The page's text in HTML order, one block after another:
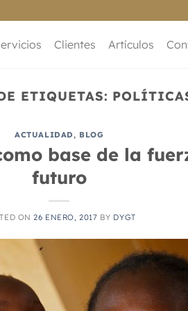
Clientes Artículos
ETIQUETAS:
ACTUALIDAD, BLOG
base de la
futuro
ON26 ENERO, 2017 BY DYGT